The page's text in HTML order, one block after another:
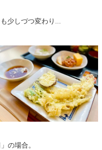
少しづつ変わり...
の場合。